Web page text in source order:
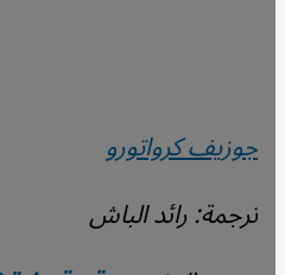
جوزيف كرواتورو
ترجمة: رائد الباش